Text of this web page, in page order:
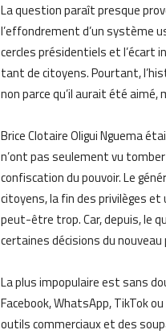
La question paraît presque
l’effondrement d’un système
cercles présidentiels et l’écart
tant de citoyens. Pourtant,
non parce qu’il aurait été aimé,
Brice Clotaire Oligui Nguema
n’ont pas seulement vu
confiscation du pouvoir. Le
citoyens, la fin des privilèges
peut-être trop. Car, depuis, le
certaines décisions du nouveau
La plus impopulaire est sans
Facebook, WhatsApp, TikTok
outils commerciaux et des